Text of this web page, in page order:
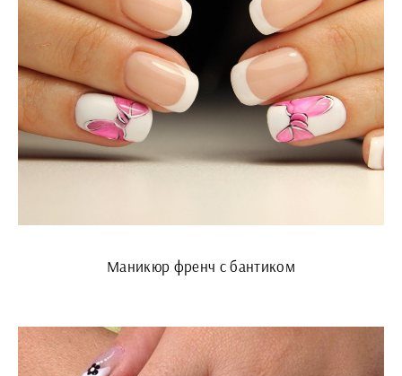
Маникюр френч с бантиком